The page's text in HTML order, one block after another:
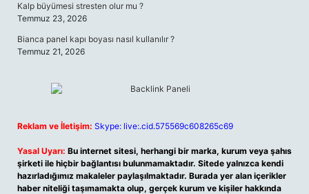
Kalp büyümesi stresten olur mu ?
Temmuz 23, 2026
Bianca panel kapı boyası nasıl kullanılır ?
Temmuz 21, 2026
Reklam ve İletişim: Skype: live:.cid.575569c608265c69
Yasal Uyarı: Bu internet sitesi, herhangi bir marka, kurum veya şahıs
şirketi ile hiçbir bağlantısı bulunmamaktadır. Sitede yalnızca kendi
hazırladığımız makaleler paylaşılmaktadır. Burada yer alan içerikler
haber niteliği taşımamakta olup, gerçek kurum ve kişiler hakkında